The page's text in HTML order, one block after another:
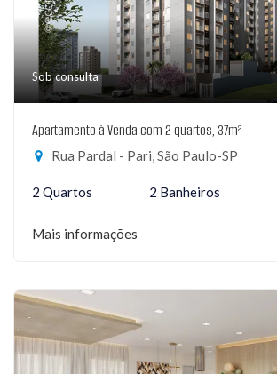
Sob consulta
Apartamento à Venda com 2 quartos, 37m²
Rua Pardal - Pari, São Paulo-SP
2 Quartos 2 Banheiros
Mais informações